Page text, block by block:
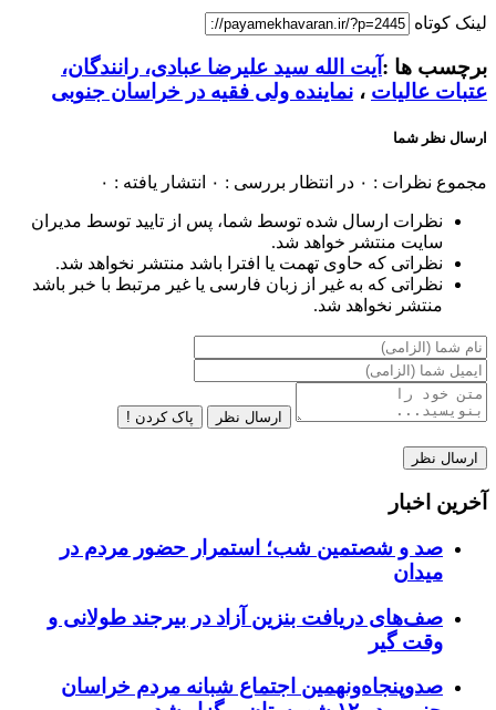
لینک کوتاه
برچسب ها : آیت الله سید علیرضا عبادی، رانندگان،
عتبات عالیات ، نماینده ولی فقیه در خراسان جنوبی
ارسال نظر شما
مجموع نظرات : ۰ در انتظار بررسی : ۰ انتشار یافته : ۰
نظرات ارسال شده توسط شما، پس از تایید توسط مدیران
سایت منتشر خواهد شد.
نظراتی که حاوی تهمت یا افترا باشد منتشر نخواهد شد.
نظراتی که به غیر از زبان فارسی یا غیر مرتبط با خبر باشد
منتشر نخواهد شد.
ارسال نظر پاک کردن !
آخرین اخبار
صد و شصتمین شب؛ استمرار حضور مردم در
میدان
صف‌های دریافت بنزین آزاد در بیرجند طولانی و
وقت گیر
صدوپنجاه‌ونهمین اجتماع شبانه مردم خراسان